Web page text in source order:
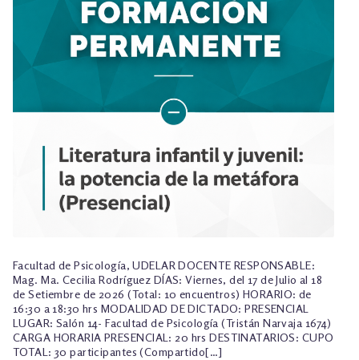
TALLER EXPLORACIONES LITERARIAS
Facultad de Psicología, UDELAR DOCENTE RESPONSABLE:
Mag. Ma. Cecilia Rodríguez DÍAS: Viernes, del 17 de Julio al 18
de Setiembre de 2026 (Total: 10 encuentros) HORARIO: de
16:30 a 18:30 hrs MODALIDAD DE DICTADO: PRESENCIAL
LUGAR: Salón 14- Facultad de Psicología (Tristán Narvaja 1674)
CARGA HORARIA PRESENCIAL: 20 hrs DESTINATARIOS: CUPO
TOTAL: 30 participantes (Compartido[…]